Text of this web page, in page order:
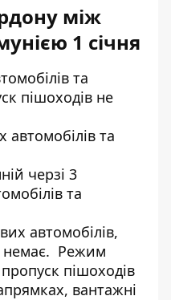
між
1 січня
та
пішоходів не
автомобілів та
черзі 3
та
автомобілів,
немає. Режим
пішоходів
вантажні